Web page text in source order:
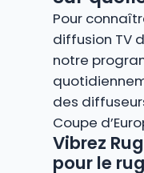
Pour
diffusion TV
notre
des
Coupe
Vibrez
pour le